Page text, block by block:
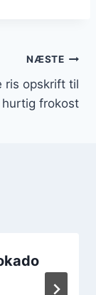
NÆSTE
ris opskrift til
hurtig frokost